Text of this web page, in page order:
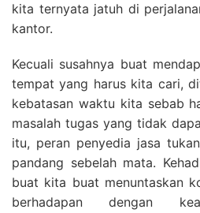
kita ternyata jatuh di
kantor.
Kecuali susahnya buat
tempat yang harus kita cari,
kebatasan waktu kita sebab
masalah tugas yang tidak
itu, peran penyedia jasa
pandang sebelah mata.
buat kita buat menuntaskan
berhadapan dengan